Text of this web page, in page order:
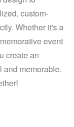
custom-
Whether it's a
event
create an
and memorable.